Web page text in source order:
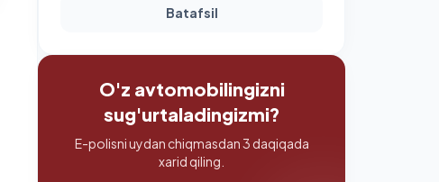
Batafsil
O'z avtomobilingizni
sug'urtaladingizmi?
E-polisni uydan chiqmasdan 3 daqiqada
xarid qiling.